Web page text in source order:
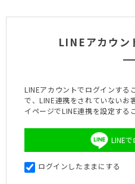
LINEアカウン
LINEアカウントでログインする
で、LINE連携をされていないお
イページでLINE連携を設定する
LINE
ログインしたままにする